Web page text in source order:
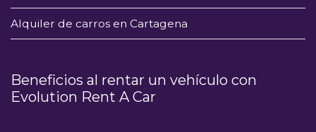
Alquiler de carros en Cartagena
Beneficios al rentar un vehículo con
Evolution Rent A Car